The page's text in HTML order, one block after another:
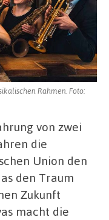
Rahmen. Foto:
von zwei
die
Union den
den Traum
Zukunft
macht die